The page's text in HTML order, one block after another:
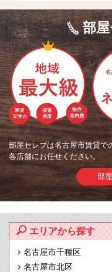
部
部屋セレブは名古屋市賃貸で
各店舗にお任せください。
部
エリアから探す
名古屋市千種区
名古屋市北区